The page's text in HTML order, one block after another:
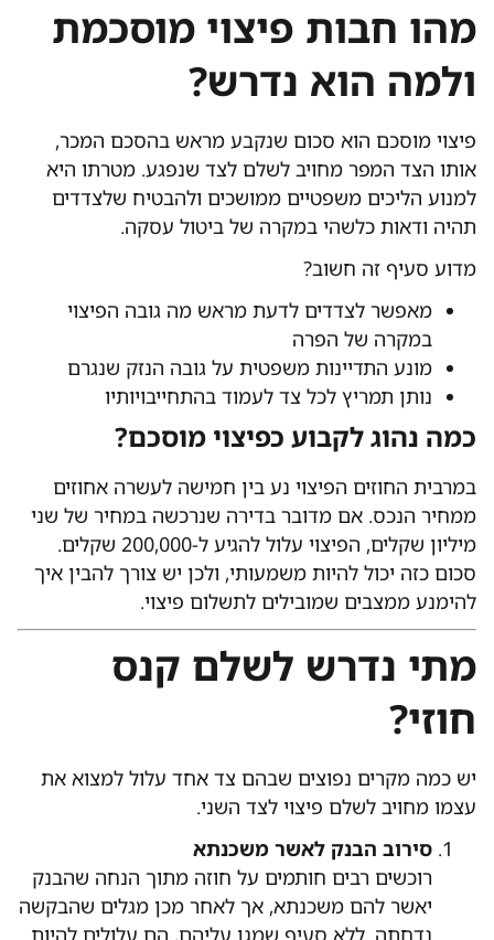
מהו חבות פיצוי מוסכמת
ולמה הוא נדרש?
פיצוי מוסכם הוא סכום שנקבע מראש בהסכם המכר,
אותו הצד המפר מחויב לשלם לצד שנפגע. מטרתו היא
למנוע הליכים משפטיים ממושכים ולהבטיח שלצדדים
תהיה ודאות כלשהי במקרה של ביטול עסקה.
מדוע סעיף זה חשוב?
מאפשר לצדדים לדעת מראש מה גובה הפיצוי
במקרה של הפרה
מונע התדיינות משפטית על גובה הנזק שנגרם
נותן תמריץ לכל צד לעמוד בהתחייבויותיו
כמה נהוג לקבוע כפיצוי מוסכם?
במרבית החוזים הפיצוי נע בין חמישה לעשרה אחוזים
ממחיר הנכס. אם מדובר בדירה שנרכשה במחיר של שני
מיליון שקלים, הפיצוי עלול להגיע ל-200,000 שקלים.
סכום כזה יכול להיות משמעותי, ולכן יש צורך להבין איך
להימנע ממצבים שמובילים לתשלום פיצוי.
מתי נדרש לשלם קנס
חוזי?
יש כמה מקרים נפוצים שבהם צד אחד עלול למצוא את
עצמו מחויב לשלם פיצוי לצד השני.
סירוב הבנק לאשר משכנתא
רוכשים רבים חותמים על חוזה מתוך הנחה שהבנק
יאשר להם משכנתא, אך לאחר מכן מגלים שהבקשה